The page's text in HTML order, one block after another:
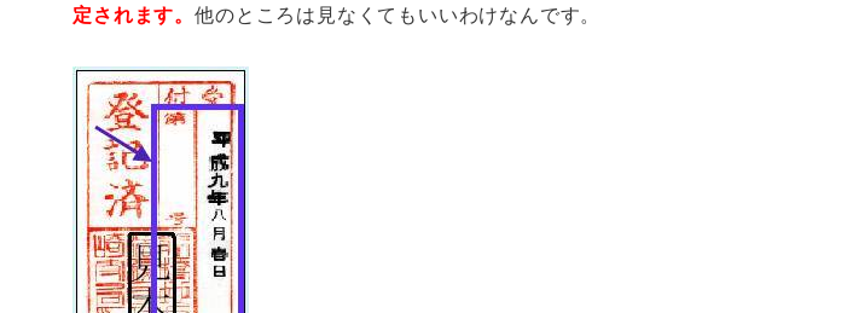
定されます。他のところは見なくてもいいわけなんです。